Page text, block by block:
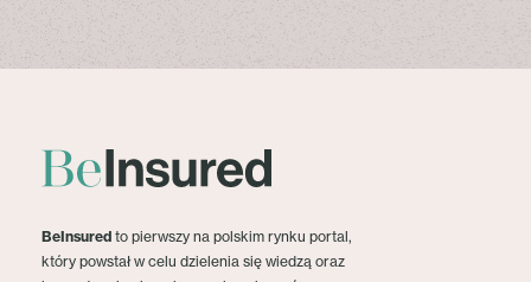
BeInsured to pierwszy na polskim rynku portal,
który powstał w celu dzielenia się wiedzą oraz